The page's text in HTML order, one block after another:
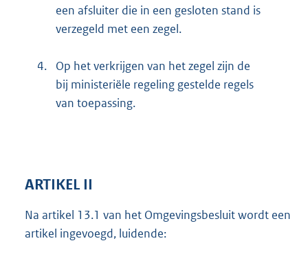
een afsluiter die in een gesloten stand is
verzegeld met een zegel.
4.
Op het verkrijgen van het zegel zijn de
bij ministeriële regeling gestelde regels
van toepassing.
ARTIKEL II
Na artikel 13.1 van het Omgevingsbesluit wordt een
artikel ingevoegd, luidende: